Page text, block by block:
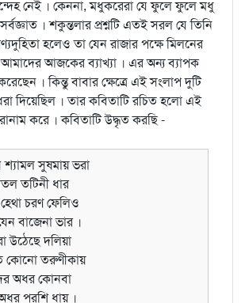
নেই । কেননা, মধুকরেরা যে ফুলে ফুলে মধু
। শকুন্তলার প্রশ্নটি এতই সরল যে তিনি
হলেও তা যেন রাজার পক্ষে মিলনের
আজকের ব্যাখ্যা । এর অন্য ব্যাপক
করেছেন । কিন্তু বাবার ক্ষেত্রে এই সংলাপ দুটি
দিয়েছিল । তার কবিতাটি রচিত হলো এই
করে । কবিতাটি উদ্ধৃত করছি -
সুষমায় ভরা
তটিনী ধার
চরণ ফেলিও
বাজেনা ভার ।
উঠেছে দলিয়া
তরুণীকায়
অধর কোনবা
পরশি ধায় ।